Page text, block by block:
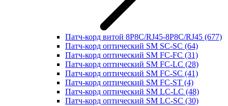
Патч-корд витой 8P8C/RJ45-8P8C/RJ45 (677)
Патч-корд оптический SM SC-SC (64)
Патч-корд оптический SM FC-FC (31)
Патч-корд оптический SM FC-LC (28)
Патч-корд оптический SM FC-SC (41)
Патч-корд оптический SM FC-ST (4)
Патч-корд оптический SM LC-LC (48)
Патч-корд оптический SM LC-SC (30)